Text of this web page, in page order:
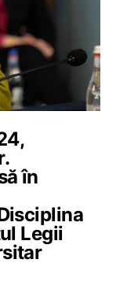
în
Legii